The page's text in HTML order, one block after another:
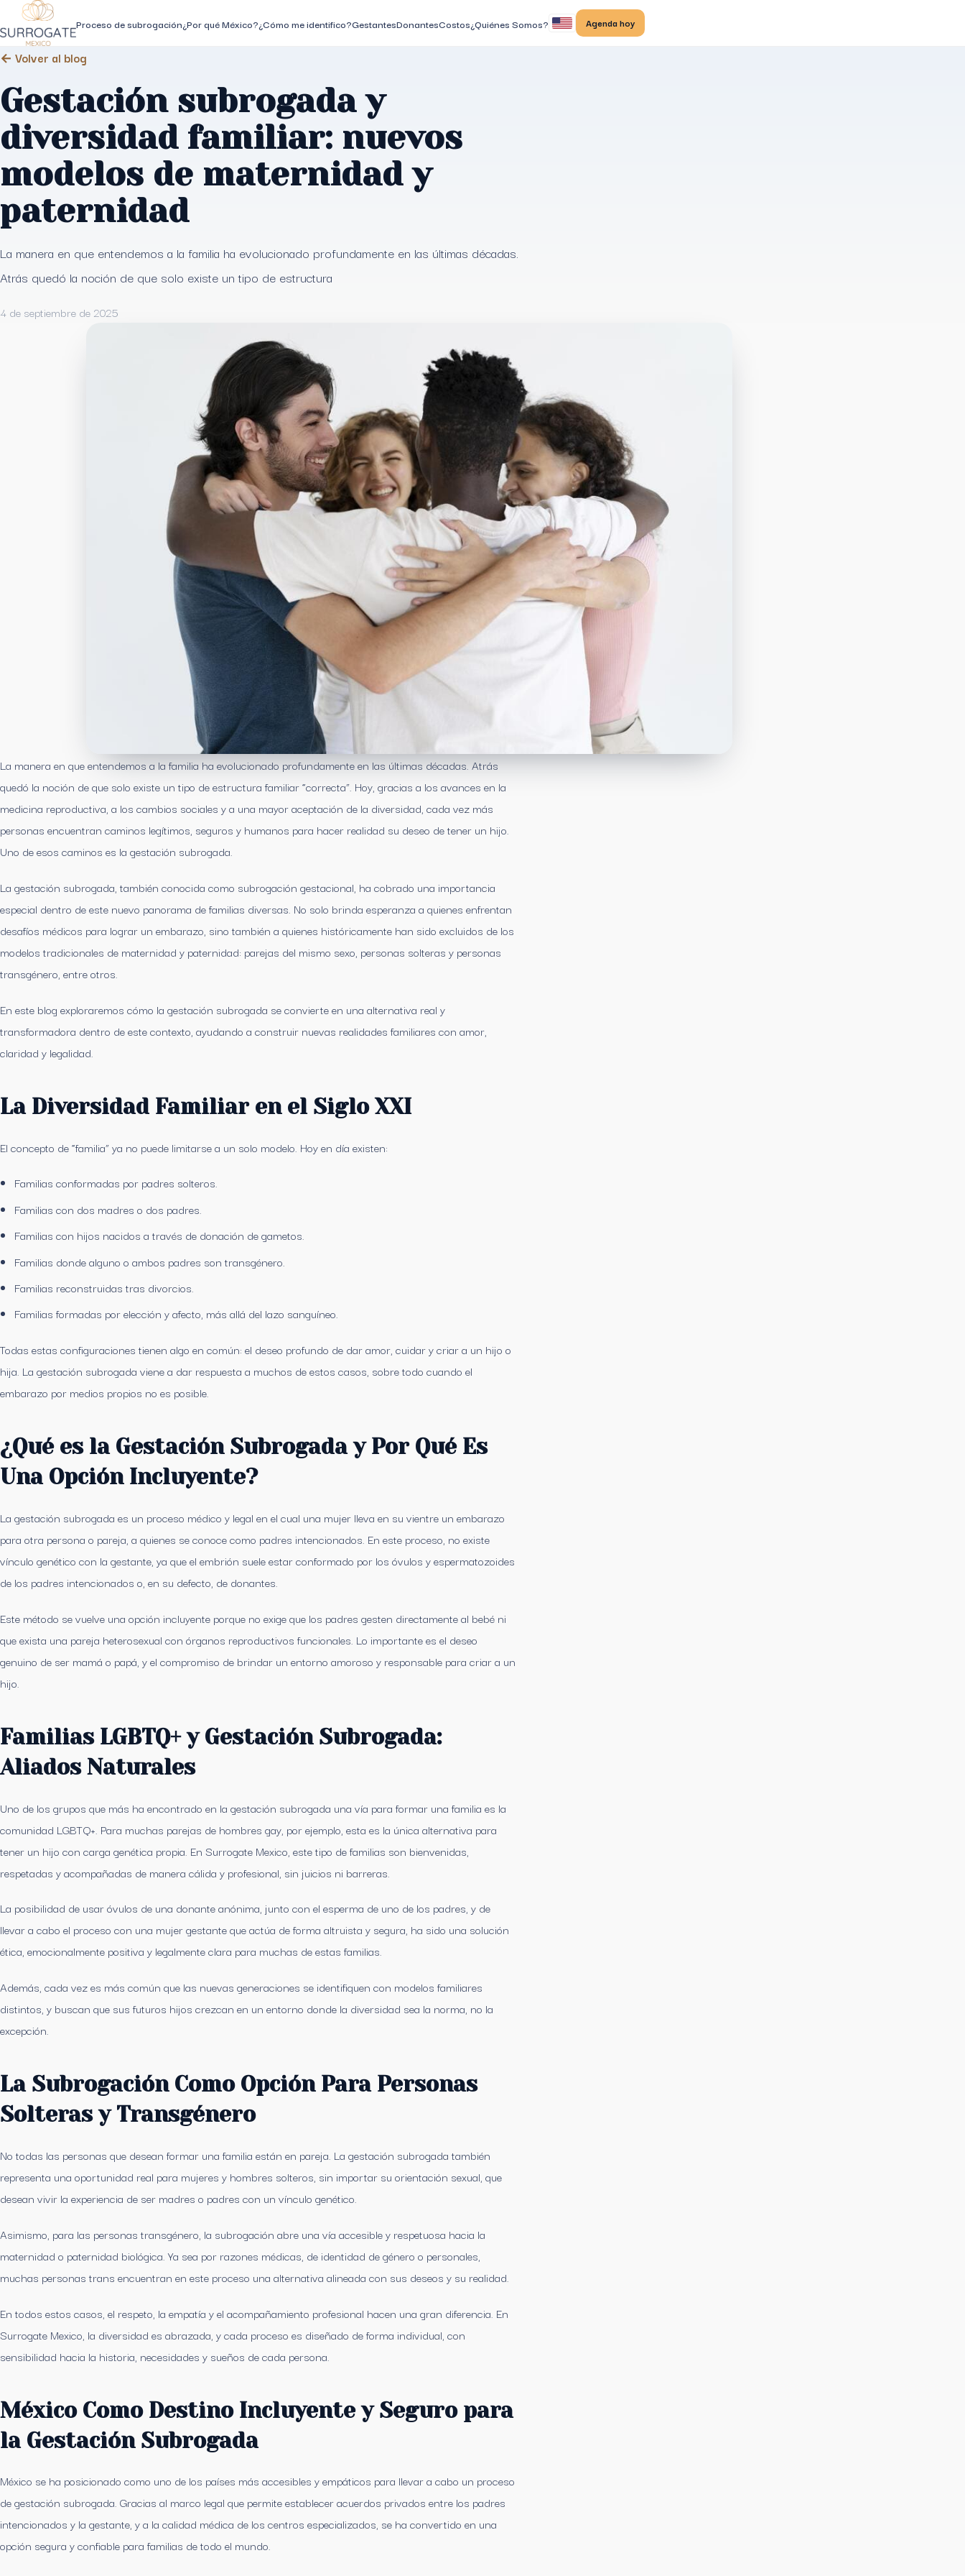
Proceso de subrogación¿Por qué México?¿Cómo me identifico?GestantesDonantesCostos¿Quiénes Somos? Agenda hoy
← Volver al blog
Gestación subrogada y
diversidad familiar: nuevos
modelos de maternidad y
paternidad
La manera en que entendemos a la familia ha evolucionado profundamente en las últimas décadas.
Atrás quedó la noción de que solo existe un tipo de estructura
4 de septiembre de 2025
La manera en que entendemos a la familia ha evolucionado profundamente en las últimas décadas. Atrás
quedó la noción de que solo existe un tipo de estructura familiar “correcta”. Hoy, gracias a los avances en la
medicina reproductiva, a los cambios sociales y a una mayor aceptación de la diversidad, cada vez más
personas encuentran caminos legítimos, seguros y humanos para hacer realidad su deseo de tener un hijo.
Uno de esos caminos es la gestación subrogada.
La gestación subrogada, también conocida como subrogación gestacional, ha cobrado una importancia
especial dentro de este nuevo panorama de familias diversas. No solo brinda esperanza a quienes enfrentan
desafíos médicos para lograr un embarazo, sino también a quienes históricamente han sido excluidos de los
modelos tradicionales de maternidad y paternidad: parejas del mismo sexo, personas solteras y personas
transgénero, entre otros.
En este blog exploraremos cómo la gestación subrogada se convierte en una alternativa real y
transformadora dentro de este contexto, ayudando a construir nuevas realidades familiares con amor,
claridad y legalidad.
La Diversidad Familiar en el Siglo XXI
El concepto de “familia” ya no puede limitarse a un solo modelo. Hoy en día existen:
Familias conformadas por padres solteros.
Familias con dos madres o dos padres.
Familias con hijos nacidos a través de donación de gametos.
Familias donde alguno o ambos padres son transgénero.
Familias reconstruidas tras divorcios.
Familias formadas por elección y afecto, más allá del lazo sanguíneo.
Todas estas configuraciones tienen algo en común: el deseo profundo de dar amor, cuidar y criar a un hijo o
hija. La gestación subrogada viene a dar respuesta a muchos de estos casos, sobre todo cuando el
embarazo por medios propios no es posible.
¿Qué es la Gestación Subrogada y Por Qué Es
Una Opción Incluyente?
La gestación subrogada es un proceso médico y legal en el cual una mujer lleva en su vientre un embarazo
para otra persona o pareja, a quienes se conoce como padres intencionados. En este proceso, no existe
vínculo genético con la gestante, ya que el embrión suele estar conformado por los óvulos y espermatozoides
de los padres intencionados o, en su defecto, de donantes.
Este método se vuelve una opción incluyente porque no exige que los padres gesten directamente al bebé ni
que exista una pareja heterosexual con órganos reproductivos funcionales. Lo importante es el deseo
genuino de ser mamá o papá, y el compromiso de brindar un entorno amoroso y responsable para criar a un
hijo.
Familias LGBTQ+ y Gestación Subrogada:
Aliados Naturales
Uno de los grupos que más ha encontrado en la gestación subrogada una vía para formar una familia es la
comunidad LGBTQ+. Para muchas parejas de hombres gay, por ejemplo, esta es la única alternativa para
tener un hijo con carga genética propia. En Surrogate Mexico, este tipo de familias son bienvenidas,
respetadas y acompañadas de manera cálida y profesional, sin juicios ni barreras.
La posibilidad de usar óvulos de una donante anónima, junto con el esperma de uno de los padres, y de
llevar a cabo el proceso con una mujer gestante que actúa de forma altruista y segura, ha sido una solución
ética, emocionalmente positiva y legalmente clara para muchas de estas familias.
Además, cada vez es más común que las nuevas generaciones se identifiquen con modelos familiares
distintos, y buscan que sus futuros hijos crezcan en un entorno donde la diversidad sea la norma, no la
excepción.
La Subrogación Como Opción Para Personas
Solteras y Transgénero
No todas las personas que desean formar una familia están en pareja. La gestación subrogada también
representa una oportunidad real para mujeres y hombres solteros, sin importar su orientación sexual, que
desean vivir la experiencia de ser madres o padres con un vínculo genético.
Asimismo, para las personas transgénero, la subrogación abre una vía accesible y respetuosa hacia la
maternidad o paternidad biológica. Ya sea por razones médicas, de identidad de género o personales,
muchas personas trans encuentran en este proceso una alternativa alineada con sus deseos y su realidad.
En todos estos casos, el respeto, la empatía y el acompañamiento profesional hacen una gran diferencia. En
Surrogate Mexico, la diversidad es abrazada, y cada proceso es diseñado de forma individual, con
sensibilidad hacia la historia, necesidades y sueños de cada persona.
México Como Destino Incluyente y Seguro para
la Gestación Subrogada
México se ha posicionado como uno de los países más accesibles y empáticos para llevar a cabo un proceso
de gestación subrogada. Gracias al marco legal que permite establecer acuerdos privados entre los padres
intencionados y la gestante, y a la calidad médica de los centros especializados, se ha convertido en una
opción segura y confiable para familias de todo el mundo.